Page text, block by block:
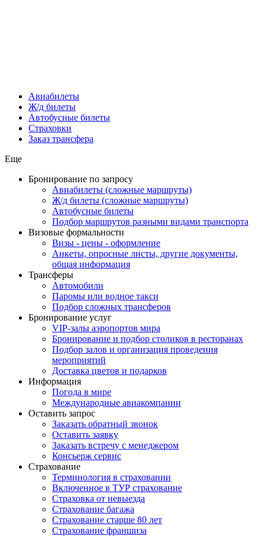
Авиабилеты
Ж/д билеты
Автобусные билеты
Страховки
Заказ трансфера
Еще
Бронирование по запросу
Авиабилеты (сложные маршруты)
Ж/д билеты (сложные маршруты)
Автобусные билеты
Подбор маршрутов разными видами транспорта
Визовые формальности
Визы - цены - оформление
Анкеты, опросные листы, другие документы,
общая информация
Трансферы
Автомобили
Паромы или водное такси
Подбор сложных трансферов
Бронирование услуг
VIP-залы аэропортов мира
Бронирование и подбор столиков в ресторанах
Подбор залов и организация проведения
мероприятий
Доставка цветов и подарков
Информация
Погода в мире
Международные авиакомпании
Оставить запрос
Заказать обратный звонок
Оставить заявку
Заказать встречу с менеджером
Консьерж сервис
Страхование
Терминология в страховании
Включенное в ТУР страхование
Страховка от невыезда
Страхование багажа
Страхование старше 80 лет
Страхование франшиза